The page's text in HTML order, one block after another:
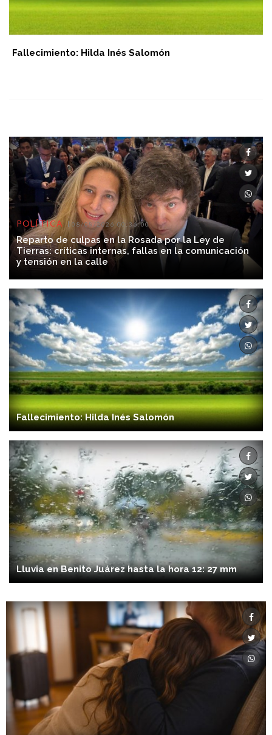
Fallecimiento: Hilda Inés Salomón
POLÍTICA 08/08/2026 00:36:00
Reparto de culpas en la Rosada por la Ley de
Tierras: críticas internas, fallas en la comunicación
y tensión en la calle
Fallecimiento: Hilda Inés Salomón
Lluvia en Benito Juárez hasta la hora 12: 27 mm